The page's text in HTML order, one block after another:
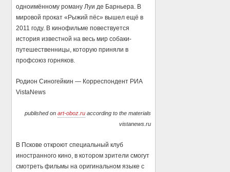
одноимённому роману Луи де Барньера. В
мировой прокат «Рыжий пёс» вышел ещё в
2011 году. В кинофильме повествуется
история известной на весь мир собаки-
путешественницы, которую приняли в
профсоюз горняков.
Родион Синогейкин — Корреспондент РИА
VistaNews
published on art-oboz.ruaccording to the materials
vistanews.ru
В Пскове откроют специальный клуб
иностранного кино, в котором зрители смогут
смотреть фильмы на оригинальном языке с